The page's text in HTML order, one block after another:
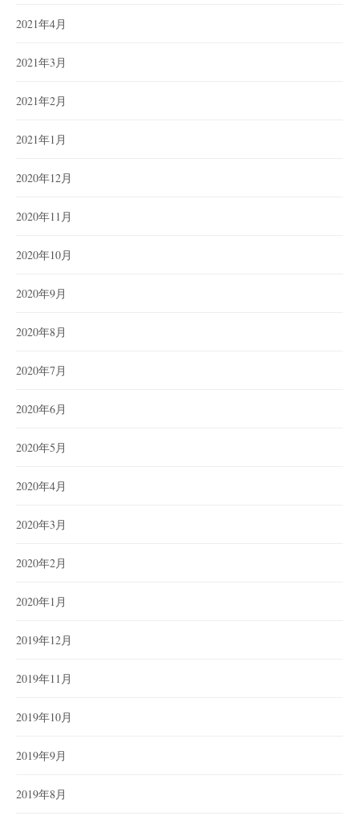
2021年4月
2021年3月
2021年2月
2021年1月
2020年12月
2020年11月
2020年10月
2020年9月
2020年8月
2020年7月
2020年6月
2020年5月
2020年4月
2020年3月
2020年2月
2020年1月
2019年12月
2019年11月
2019年10月
2019年9月
2019年8月